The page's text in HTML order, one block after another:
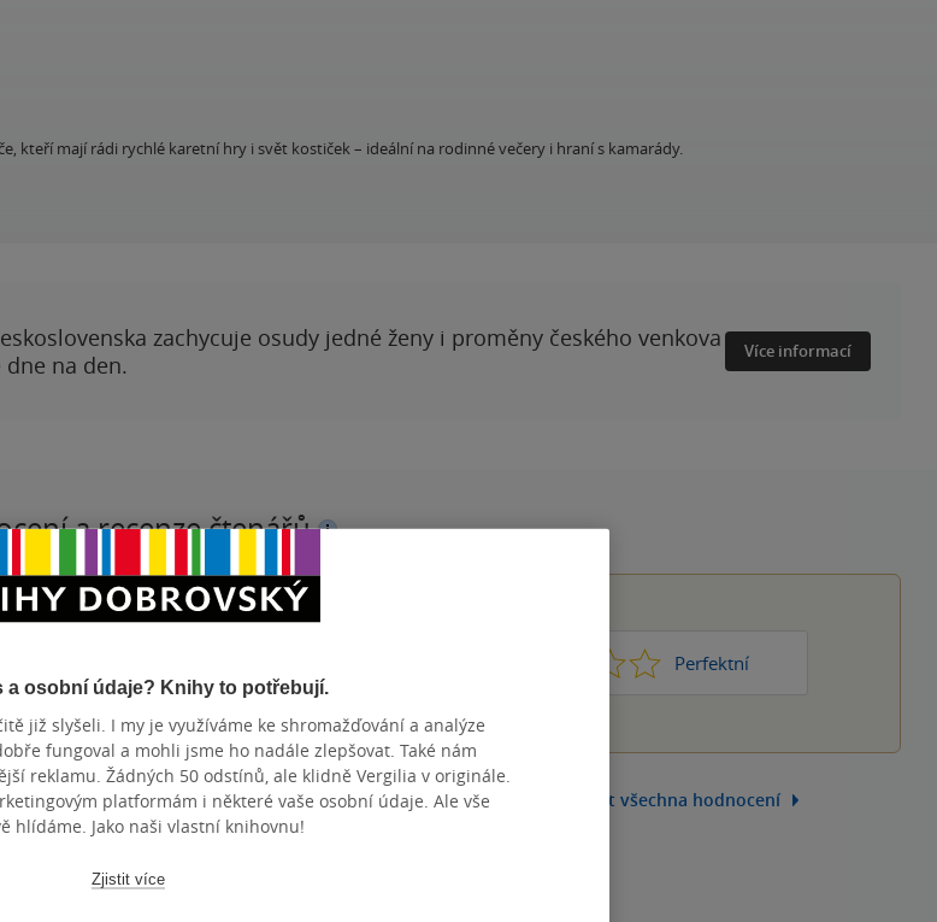
kteří mají rádi rychlé karetní hry i svět kostiček – ideální na rodinné večery i hraní s kamarády.
zachycuje osudy jedné ženy i proměny českého venkova
dne na den.
Více informací
a recenze čtenářů
Perfektní
Zobrazit všechna hodnocení
Přidat hodnocení
a osobní údaje? Knihy to potřebují.
již slyšeli. I my je využíváme ke shromažďování a analýze
fungoval a mohli jsme ho nadále zlepšovat. Také nám
reklamu. Žádných 50 odstínů, ale klidně Vergilia v originále.
platformám i některé vaše osobní údaje. Ale vše
hlídáme. Jako naši vlastní knihovnu!
Zjistit více